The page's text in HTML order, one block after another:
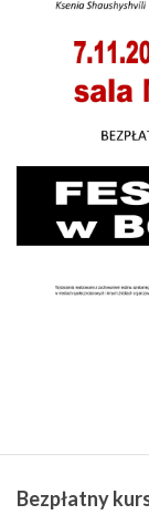
Bezpłatny